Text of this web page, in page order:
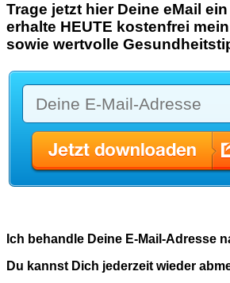
Trage jetzt hier Deine eMail ein
erhalte HEUTE kostenfrei
sowie wertvolle
Ich behandle Deine E-Mail-Adresse
Du kannst Dich jederzeit wieder